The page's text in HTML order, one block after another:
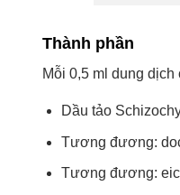
Thành phần
Mỗi 0,5 ml dung dịch
Dầu tảo
Tương đương:
Tương đương: